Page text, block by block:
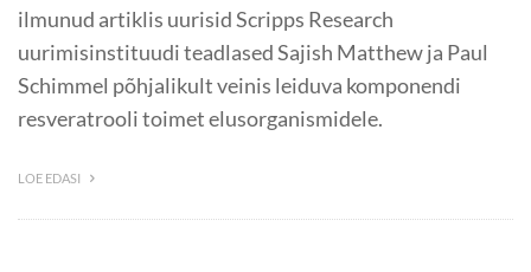
ilmunud artiklis uurisid Scripps Research
uurimisinstituudi teadlased Sajish Matthew ja Paul
Schimmel põhjalikult veinis leiduva komponendi
resveratrooli toimet elusorganismidele.
LOE EDASI